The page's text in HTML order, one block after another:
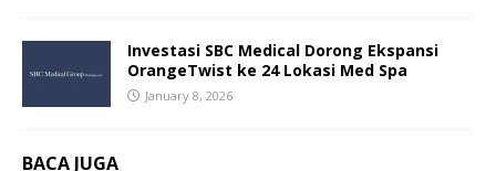
Investasi SBC Medical Dorong Ekspansi
OrangeTwist ke 24 Lokasi Med Spa
January 8, 2026
BACA JUGA